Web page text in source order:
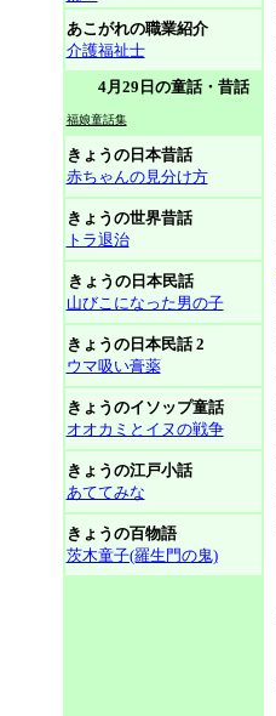
あこがれの職業紹介
介護福祉士
4月29日の童話・昔話
福娘童話集
きょうの日本昔話
赤ちゃんの見分け方
きょうの世界昔話
トラ退治
きょうの日本民話
山びこになった男の子
きょうの日本民話 2
ウマ吸い膏薬
きょうのイソップ童話
オオカミとイヌの戦争
きょうの江戸小話
あててみな
きょうの百物語
茨木童子(羅生門の鬼)